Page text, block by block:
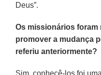
Deus”.
Os missionários
promover a mudança
referiu anteriormente?
Sim, conhecê-los foi